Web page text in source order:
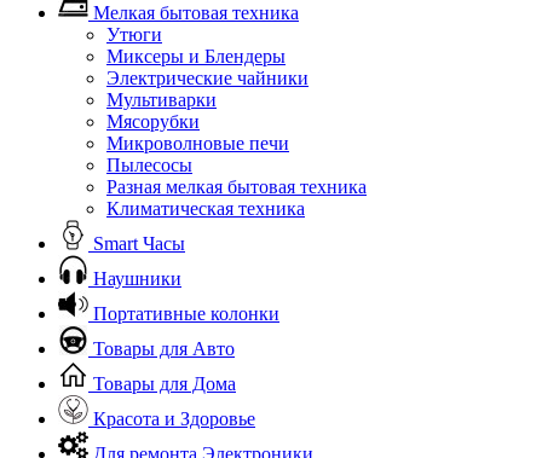
Мелкая бытовая техника
Утюги
Миксеры и Блендеры
Электрические чайники
Мультиварки
Мясорубки
Микроволновые печи
Пылесосы
Разная мелкая бытовая техника
Климатическая техника
Smart Часы
Наушники
Портативные колонки
Товары для Авто
Товары для Дома
Красота и Здоровье
Для ремонта Электроники